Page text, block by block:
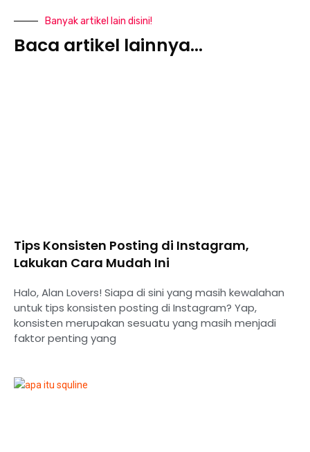
Banyak artikel lain disini!
Baca artikel lainnya...
Tips Konsisten Posting di Instagram,
Lakukan Cara Mudah Ini
Halo, Alan Lovers! Siapa di sini yang masih kewalahan
untuk tips konsisten posting di Instagram? Yap,
konsisten merupakan sesuatu yang masih menjadi
faktor penting yang